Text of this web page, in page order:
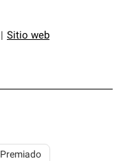
Sitio web
Premiado